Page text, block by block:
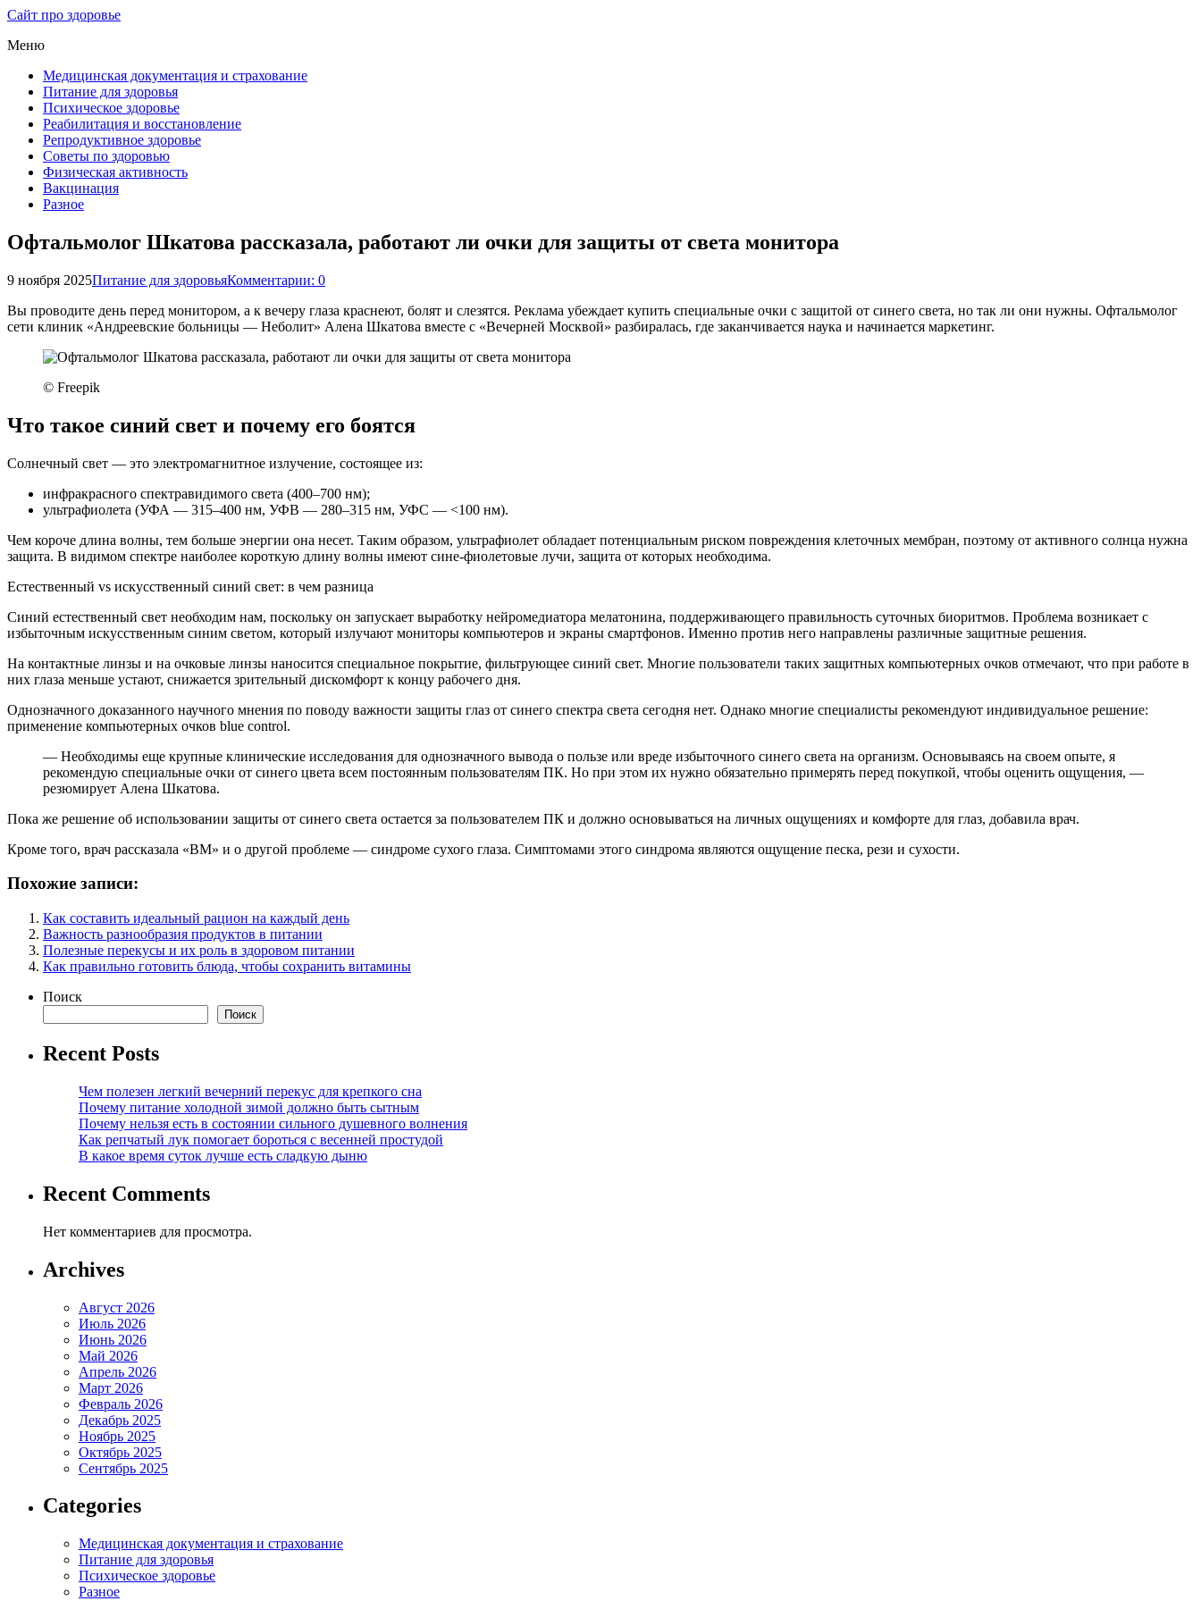
Сайт про здоровье
Меню
Медицинская документация и страхование
Питание для здоровья
Психическое здоровье
Реабилитация и восстановление
Репродуктивное здоровье
Советы по здоровью
Физическая активность
Вакцинация
Разное
Офтальмолог Шкатова рассказала, работают ли очки для защиты от света монитора
9 ноября 2025Питание для здоровьяКомментарии: 0
Вы проводите день перед монитором, а к вечеру глаза краснеют, болят и слезятся. Реклама убеждает купить специальные очки с защитой от синего света, но так ли они нужны. Офтальмолог
сети клиник «Андреевские больницы — Неболит» Алена Шкатова вместе с «Вечерней Москвой» разбиралась, где заканчивается наука и начинается маркетинг.
© Freepik
Что такое синий свет и почему его боятся
Солнечный свет — это электромагнитное излучение, состоящее из:
инфракрасного спектравидимого света (400–700 нм);
ультрафиолета (УФА — 315–400 нм, УФВ — 280–315 нм, УФС — <100 нм).
Чем короче длина волны, тем больше энергии она несет. Таким образом, ультрафиолет обладает потенциальным риском повреждения клеточных мембран, поэтому от активного солнца нужна
защита. В видимом спектре наиболее короткую длину волны имеют сине-фиолетовые лучи, защита от которых необходима.
Естественный vs искусственный синий свет: в чем разница
Синий естественный свет необходим нам, поскольку он запускает выработку нейромедиатора мелатонина, поддерживающего правильность суточных биоритмов. Проблема возникает с
избыточным искусственным синим светом, который излучают мониторы компьютеров и экраны смартфонов. Именно против него направлены различные защитные решения.
На контактные линзы и на очковые линзы наносится специальное покрытие, фильтрующее синий свет. Многие пользователи таких защитных компьютерных очков отмечают, что при работе в
них глаза меньше устают, снижается зрительный дискомфорт к концу рабочего дня.
Однозначного доказанного научного мнения по поводу важности защиты глаз от синего спектра света сегодня нет. Однако многие специалисты рекомендуют индивидуальное решение:
применение компьютерных очков blue control.
— Необходимы еще крупные клинические исследования для однозначного вывода о пользе или вреде избыточного синего света на организм. Основываясь на своем опыте, я
рекомендую специальные очки от синего цвета всем постоянным пользователям ПК. Но при этом их нужно обязательно примерять перед покупкой, чтобы оценить ощущения, —
резюмирует Алена Шкатова.
Пока же решение об использовании защиты от синего света остается за пользователем ПК и должно основываться на личных ощущениях и комфорте для глаз, добавила врач.
Кроме того, врач рассказала «ВМ» и о другой проблеме — синдроме сухого глаза. Симптомами этого синдрома являются ощущение песка, рези и сухости.
Похожие записи:
Как составить идеальный рацион на каждый день
Важность разнообразия продуктов в питании
Полезные перекусы и их роль в здоровом питании
Как правильно готовить блюда, чтобы сохранить витамины
Поиск
Поиск
Recent Posts
Чем полезен легкий вечерний перекус для крепкого сна
Почему питание холодной зимой должно быть сытным
Почему нельзя есть в состоянии сильного душевного волнения
Как репчатый лук помогает бороться с весенней простудой
В какое время суток лучше есть сладкую дыню
Recent Comments
Нет комментариев для просмотра.
Archives
Август 2026
Июль 2026
Июнь 2026
Май 2026
Апрель 2026
Март 2026
Февраль 2026
Декабрь 2025
Ноябрь 2025
Октябрь 2025
Сентябрь 2025
Categories
Медицинская документация и страхование
Питание для здоровья
Психическое здоровье
Разное